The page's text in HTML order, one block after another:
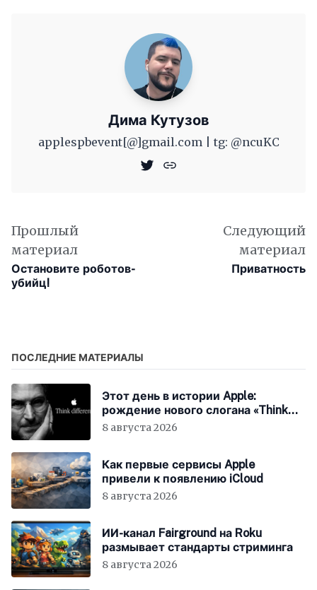
Дима Кутузов
applespbevent[@]gmail.com | tg: @ncuKC
Прошлый
материал
Остановите роботов-
убийц!
Следующий
материал
Приватность
ПОСЛЕДНИЕ МАТЕРИАЛЫ
Этот день в истории Apple:
рождение нового слогана «Think
Different»
8 августа 2026
Как первые сервисы Apple
привели к появлению iCloud
8 августа 2026
ИИ-канал Fairground на Roku
размывает стандарты стриминга
8 августа 2026